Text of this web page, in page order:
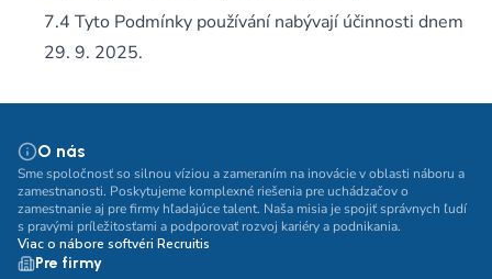
Tyto Podmínky používání nabývají účinnosti dnem
29. 9. 2025.
O nás
Sme spoločnosť so silnou víziou a zameraním na inovácie v oblasti náboru a
zamestnanosti. Poskytujeme komplexné riešenia pre uchádzačov o
zamestnanie aj pre firmy hľadajúce talent. Naša misia je spojiť správnych ľudí
s pravými príležitosťami a podporovať rozvoj kariéry a podnikania.
Viac o nábore softvéri Recruitis
Pre firmy